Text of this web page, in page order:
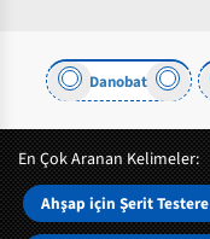
Danobat
En Çok Aranan Kelimeler:
Ahşap için Şerit Testere